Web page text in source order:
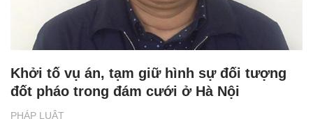
PHÁP LUẬT
Khởi tố vụ án, tạm giữ hình sự đối tượng
đốt pháo trong đám cưới ở Hà Nội